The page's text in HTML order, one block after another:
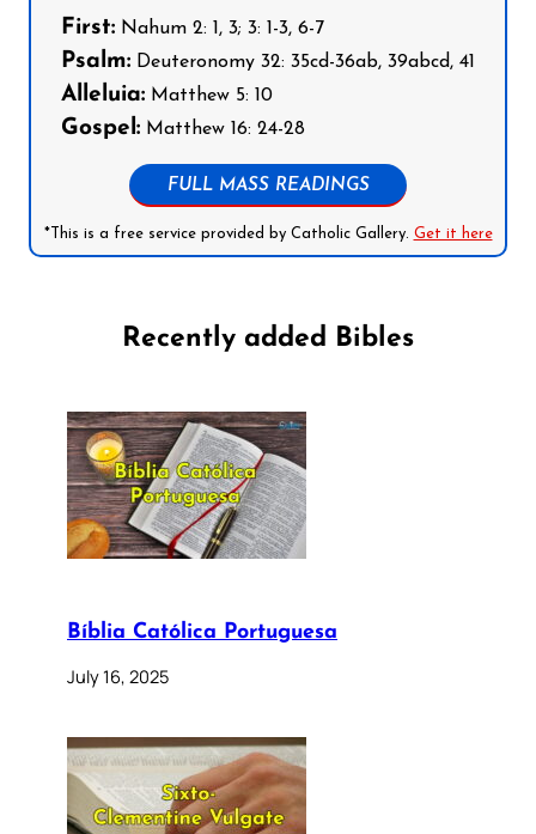
First: Nahum 2: 1, 3; 3: 1-3, 6-7
Psalm: Deuteronomy 32: 35cd-36ab, 39abcd, 41
Alleluia: Matthew 5: 10
Gospel: Matthew 16: 24-28
FULL MASS READINGS
*This is a free service provided by Catholic Gallery. Get it here
Recently added Bibles
Bíblia Católica Portuguesa
July 16, 2025